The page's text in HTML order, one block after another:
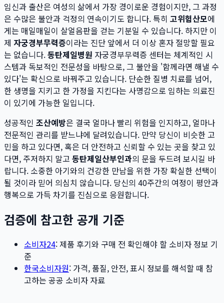
임신과 출산은 여성의 삶에서 가장 경이로운 경험이지만, 그 과정
은 수많은 불안과 걱정의 연속이기도 합니다. 특히 고위험산모에
게는 매일매일이 살얼음판을 걷는 기분일 수 있습니다. 하지만 이
제 자궁경부무력증이라는 진단 앞에서 더 이상 혼자 절망할 필요
는 없습니다.동탄제일병원 자궁경부무력증 센터는 체계적인 시
스템과 독보적인 전문성을 바탕으로, 그 불안을 '함께라면 해낼 수
있다'는 확신으로 바꿔주고 있습니다. 단순한 질병 치료를 넘어,
한 생명을 지키고 한 가정을 지킨다는 사명감으로 임하는 의료진
이 있기에 가능한 일입니다.
성공적인 조산예방은 결국 얼마나 빨리 위험을 인지하고, 얼마나
전문적인 관리를 받느냐에 달려있습니다. 만약 당신이 비슷한 고
민을 하고 있다면, 혹은 더 안전하고 신뢰할 수 있는 곳을 찾고 있
다면, 주저하지 말고 동탄제일산부인과의 문을 두드려 보시길 바
랍니다. 소중한 아기와의 건강한 만남을 위한 가장 확실한 선택이
될 것이라 믿어 의심치 않습니다. 당신의 40주간의 여정이 평안과
행복으로 가득 차기를 진심으로 응원합니다.
검증에 참고한 공개 기준
소비자24: 제품 후기와 구매 전 확인해야 할 소비자 정보 기
준
한국소비자원: 가격, 품질, 안전, 표시 정보를 해석할 때 참
고하는 공공 소비자 자료